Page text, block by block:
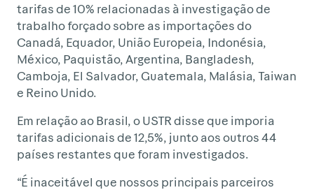
tarifas de 10% relacionadas à investigação de
trabalho forçado sobre as importações do
Canadá, Equador, União Europeia, Indonésia,
México, Paquistão, Argentina, Bangladesh,
Camboja, El Salvador, Guatemala, Malásia, Taiwan
e Reino Unido.
Em relação ao Brasil, o USTR disse que imporia
tarifas adicionais de 12,5%, junto aos outros 44
países restantes que foram investigados.
“É inaceitável que nossos principais parceiros